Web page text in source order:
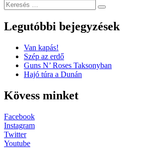
Keresés
erre:
Keresés
Legutóbbi bejegyzések
Van kapás!
Szép az erdő
Guns N’ Roses Taksonyban
Hajó túra a Dunán
Kövess minket
Facebook
Instagram
Twitter
Youtube